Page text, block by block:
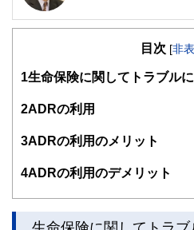
ライフプラン・キャッシ
が多い。教育資金、住宅
ている。教育資金をテーマ
また、保険や介護のお金に
る。共著に「これで安心！
社）がある。
目次 [非
1 生命保険に関してトラブル
2ADRの利用
3ADRの利用のメリット
4ADRの利用のデメリット
生命保険に関してトラ